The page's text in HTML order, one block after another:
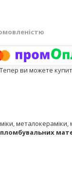
Тепер ви можете
металокераміки,
пломбувальних